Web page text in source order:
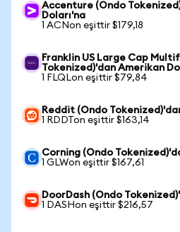
Accenture (Ondo
Doları'na
1 ACNon eşittir $179,18
Franklin US Large Cap
Tokenized)'dan Amerikan
1 FLQLon eşittir $79,84
Reddit (Ondo
1 RDDTon eşittir $163,14
Corning (Ondo
1 GLWon eşittir $167,61
DoorDash (Ondo
1 DASHon eşittir $216,57